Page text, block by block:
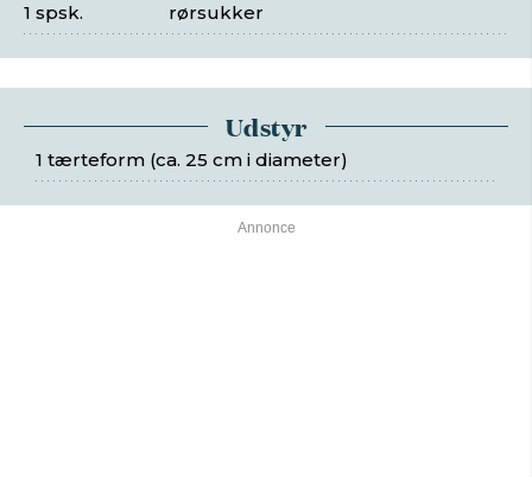
rørsukker
1 spsk.
Udstyr
1 tærteform (ca. 25 cm i diameter)